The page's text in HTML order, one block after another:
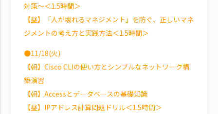
対策～＜1.5時間＞
【昼】「人が壊れるマネジメント」を防ぐ、正しいマネ
ジメントの考え方と実践方法＜1.5時間＞
●11/18(火)
【朝】Cisco CLIの使い方とシンプルなネットワーク構
築演習
【朝】Accessとデータベースの基礎知識
【昼】IPアドレス計算問題ドリル＜1.5時間＞